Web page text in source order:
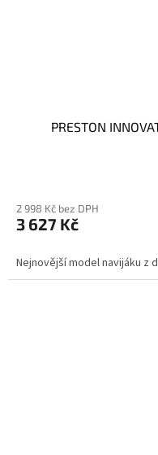
PRESTON
2 998 Kč bez DPH
3 627 Kč
Nejnovější model navijáku z